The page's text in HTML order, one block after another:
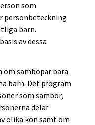
som
personbeteckning
barn.
av dessa
om sambopar bara
barn. Det program
som sambor,
delar
olika kön samt om